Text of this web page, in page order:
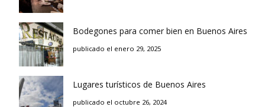
Bodegones para comer bien en Buenos Aires
publicado el enero 29, 2025
Lugares turísticos de Buenos Aires
publicado el octubre 26, 2024